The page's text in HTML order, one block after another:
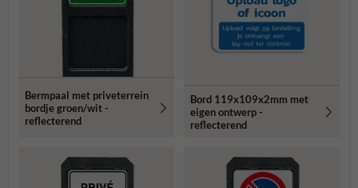
Bermpaal met priveterrein
bordje groen/wit -
reflecterend
Bord 119x109x2mm met
eigen ontwerp -
reflecterend